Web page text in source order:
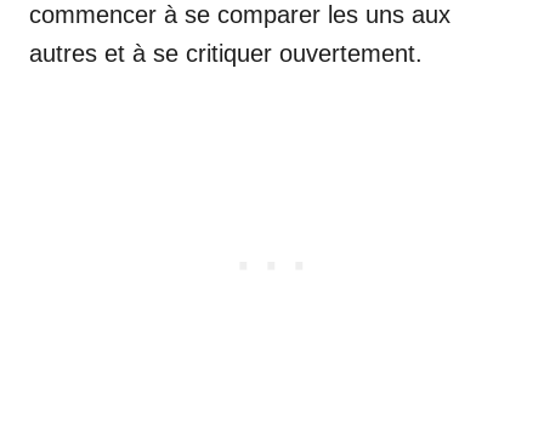
commencer à se comparer les uns aux
autres et à se critiquer ouvertement.